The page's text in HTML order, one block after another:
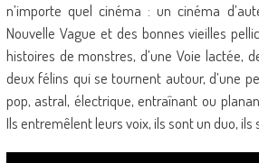
n’importe quel cinéma : un cinéma
Nouvelle Vague et des bonnes vieilles
histoires de monstres, d’une Voie lactée,
deux félins qui se tournent autour, d’une
pop, astral, électrique, entraînant ou
Ils entremêlent leurs voix, ils sont un duo, ils